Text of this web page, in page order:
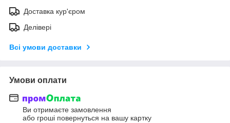
Доставка кур'єром
Делівері
Всі умови доставки
Умови оплати
Ви отримаєте замовлення
або гроші повернуться на вашу картку